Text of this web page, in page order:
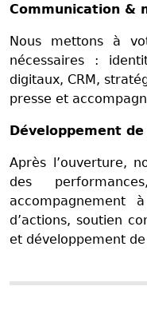
Communication &
Nous mettons à
nécessaires :
digitaux, CRM,
presse et
Développement
Après l’ouverture,
des
accompagnement
d’actions, soutien
et développement